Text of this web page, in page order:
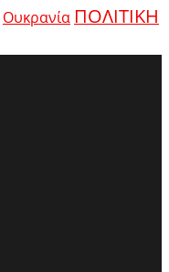
Ουκρανία ΠΟΛΙΤΙΚΗ